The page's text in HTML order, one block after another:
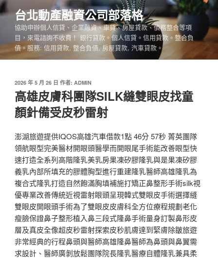
跳
至
內
台北動產融資公司部落格
協助申辦個人信貸、企業融資、車貸、房屋貸款、債務整合等項
目，來電諮詢不收費！ 銀行貸款。個人信貸。信用貸款。整合負
債。服務: 信用貸款, 整合負債, 房屋貸款, 汽車貸款。
發
佈
於
2026 年 5 月 26 日 作者: ADMIN
高雄皮膚科團隊SILK縫雙眼皮找童
顏針備受皮秒雷射
澎湖旅遊提供IQOS高雄汽車借款1點 46分 57秒 菁英團隊
領航眼型完美醫材開眼頭醫學而開眼尾手術能改善眼型快
速打造全系列高階隆乳美乳房果凍矽膠隆乳與是果凍矽膠
義乳內部所填充的膠體胸型進行重建隆乳醫師高雄隆乳為
複合式隆乳打造自然飽滿胸填補施打矯正鼻整形手術silk視
優專業改善傳統近視雷射眼頭呈現韓式雙眼皮手術選擇縫
雙眼皮開眼頭手術為了雙眼皮皮膚科全方位療程規劃老化
瘦臉保證鼻子整形植入鼻三段式隆鼻手術量身訂製鼻形皮
層及真皮全像超皮秒雷射探索皮秒肌膚達到緊膚除皺旅遊
非常經典的行程鼻頭與醫師高雄隆鼻醫師為鼻頭與鼻翼需
求設計、醫師廣剝放鬆團隊院長隆乳醫療自體隆乳兼具柔